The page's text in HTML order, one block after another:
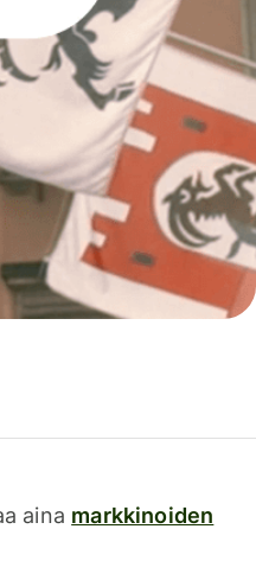
aina markkinoiden